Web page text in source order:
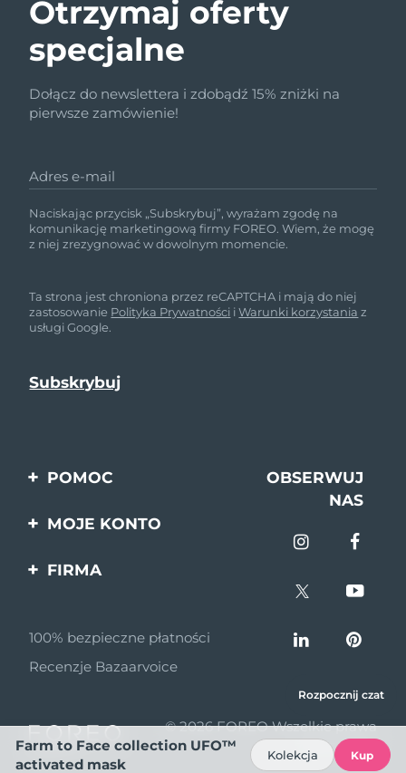
Otrzymaj oferty
specjalne
Dołącz do newslettera i zdobądź 15% zniżki na
pierwsze zamówienie!
Adres e-mail
Naciskając przycisk „Subskrybuj”, wyrażam zgodę na
komunikację marketingową firmy FOREO. Wiem, że mogę
z niej zrezygnować w dowolnym momencie.
Ta strona jest chroniona przez reCAPTCHA i mają do niej
zastosowanie Polityka Prywatności iWarunki korzystania z
usługi Google.
POMOC
Kontakt
OBSERWUJ
NAS
MOJE KONTO
FIRMA
Program partnerski
Wiadomości
MYSA
Dystrybutorzy
100% bezpieczne płatności
Recenzje Bazaarvoice
© 2026 FOREO Wszelkie prawa
zastrzeżone
Rozpocznij czat
Farm to Face collection UFO™
activated mask
Kolekcja Kup